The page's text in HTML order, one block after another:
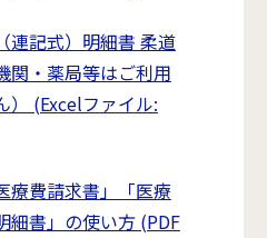
連記式）明細書 柔道
関・薬局等はご利用
） (Excelファイル:
療費請求書」「医療
細書」の使い方 (PDF